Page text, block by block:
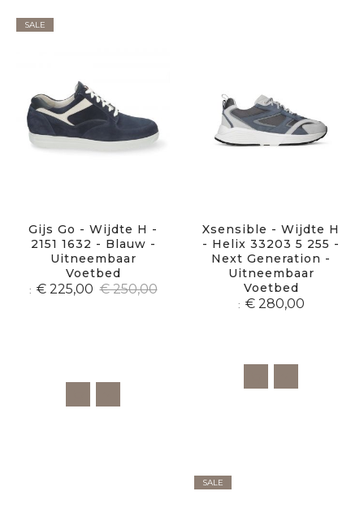
SALE
Gijs Go - Wijdte H -
2151 1632 - Blauw -
Uitneembaar
Voetbed
€ 225,00 € 250,00
Xsensible - Wijdte H
- Helix 33203 5 255 -
Next Generation -
Uitneembaar
Voetbed
€ 280,00
SALE